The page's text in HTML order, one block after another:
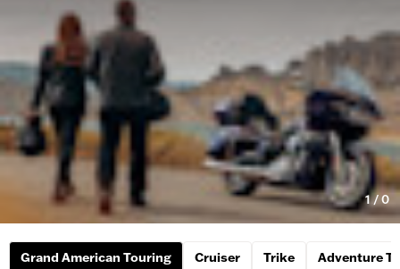
1/0
Grand American Touring Cruiser Trike Adventure